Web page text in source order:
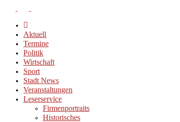
Aktuell
Termine
Politik
Wirtschaft
Sport
Stadt News
Veranstaltungen
Leserservice
Firmenportraits
Historisches